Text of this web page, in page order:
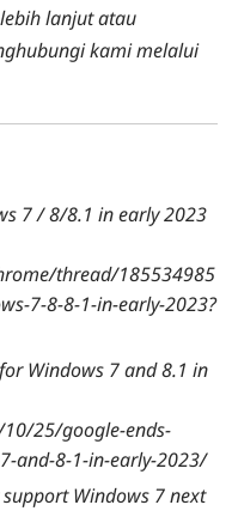
lanjut atau
kami melalui
7 / 8/8.1 in early 2023
thread/185534985
7-8-8-1-in-early-2023?
Windows 7 and 8.1 in
25/google-ends-
and-8-1-in-early-2023/
Windows 7 next